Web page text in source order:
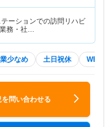
テーションでの訪問リハビ
務・社…
少なめ 土日祝休 WEB
問い合わせる